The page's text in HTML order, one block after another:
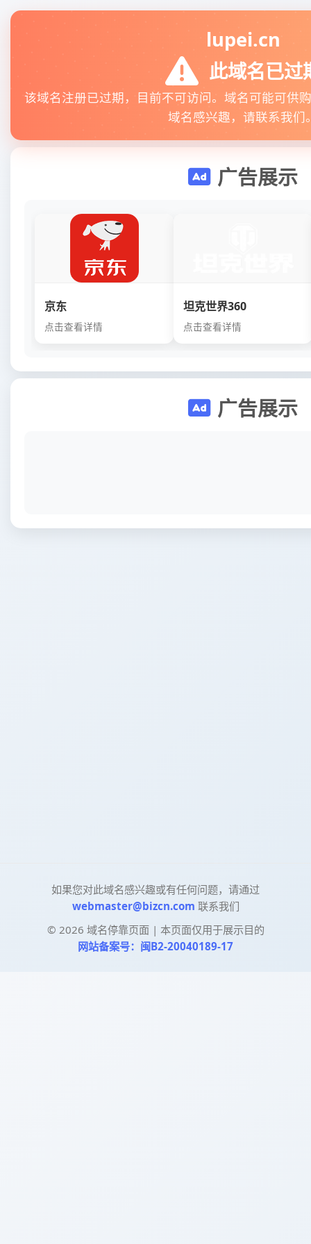
lupei.cn
此域名已过
该域名注册已过期，目前不可访问。域名可能可供
域名感兴趣，请联系我们
广告展示
京东
点击查看详情
坦克世界360
点击查看详情
广告展示
如果您对此域名感兴趣或有任何问题，请通过
webmaster@bizcn.com 联系我们
© 2026 域名停靠页面 | 本页面仅用于展示目的
网站备案号：闽B2-20040189-17